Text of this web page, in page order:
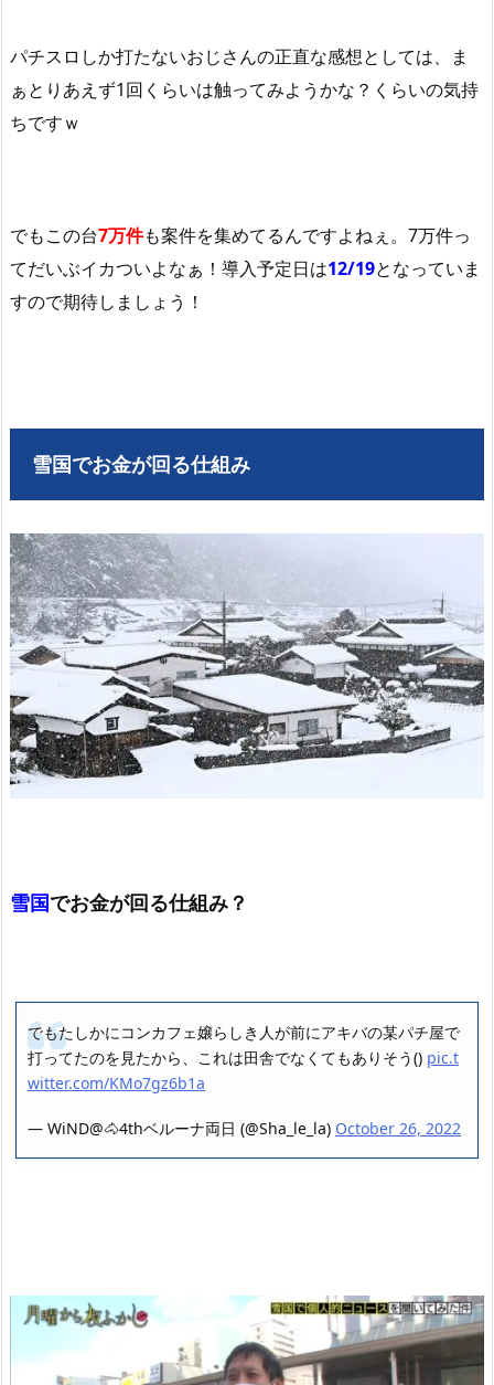
パチスロしか打たないおじさんの正直な感想としては、ま
ぁとりあえず1回くらいは触ってみようかな？くらいの気持
ちですｗ
でもこの台7万件も案件を集めてるんですよねぇ。7万件っ
てだいぶイカついよなぁ！導入予定日は12/19となっていま
すので期待しましょう！
雪国でお金が回る仕組み
雪国でお金が回る仕組み？
でもたしかにコンカフェ嬢らしき人が前にアキバの某パチ屋で
打ってたのを見たから、これは田舎でなくてもありそう() pic.t
witter.com/KMo7gz6b1a
— WiND@🐴4thベルーナ両日 (@Sha_le_la) October 26, 2022